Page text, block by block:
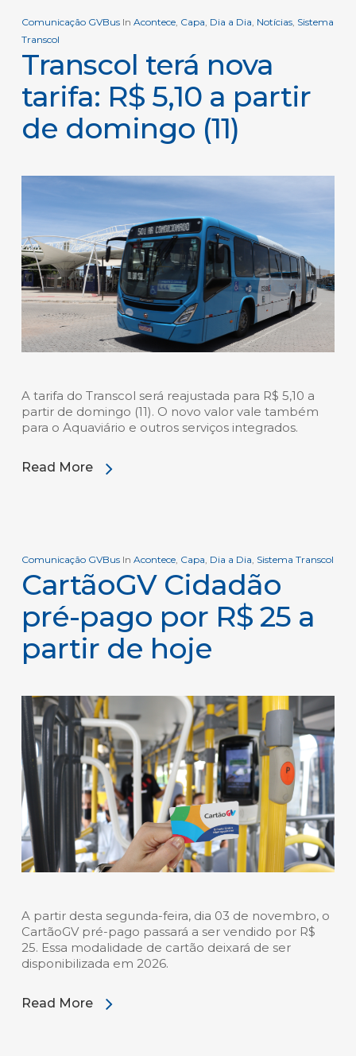
Comunicação GVBus In Acontece, Capa, Dia a Dia, Notícias, Sistema
Transcol
Transcol terá nova
tarifa: R$ 5,10 a partir
de domingo (11)
A tarifa do Transcol será reajustada para R$ 5,10 a
partir de domingo (11). O novo valor vale também
para o Aquaviário e outros serviços integrados.
Read More
Comunicação GVBus In Acontece, Capa, Dia a Dia, Sistema Transcol
CartãoGV Cidadão
pré-pago por R$ 25 a
partir de hoje
A partir desta segunda-feira, dia 03 de novembro, o
CartãoGV pré-pago passará a ser vendido por R$
25. Essa modalidade de cartão deixará de ser
disponibilizada em 2026.
Read More